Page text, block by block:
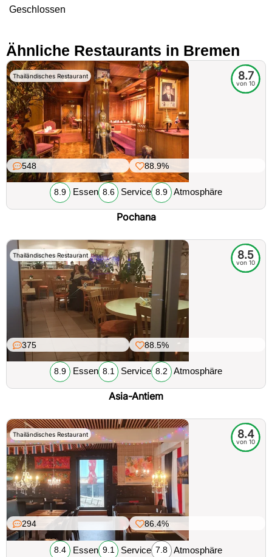
Geschlossen
Ähnliche Restaurants in Bremen
Thailändisches Restaurant 8.7
von 10
548 88.9%
8.9 Essen 8.6 Service 8.9 Atmosphäre
Pochana
Thailändisches Restaurant 8.5
von 10
375 88.5%
8.9 Essen 8.1 Service 8.2 Atmosphäre
Asia-Antiem
Thailändisches Restaurant 8.4
von 10
294 86.4%
8.4 Essen 9.1 Service 7.8 Atmosphäre